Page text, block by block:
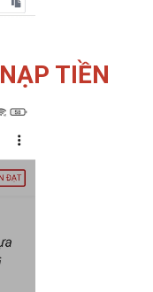
NẠP TIỀN